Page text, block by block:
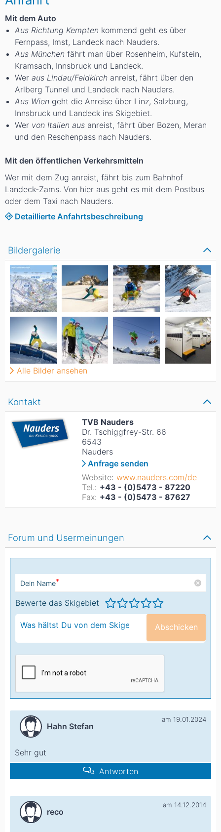
Mit dem Auto
Aus Richtung Kempten kommend geht es über
Fernpass, Imst, Landeck nach Nauders.
Aus München fährt man über Rosenheim, Kufstein,
Kramsach, Innsbruck und Landeck.
Wer aus Lindau/Feldkirch anreist, fährt über den
Arlberg Tunnel und Landeck nach Nauders.
Aus Wien geht die Anreise über Linz, Salzburg,
Innsbruck und Landeck ins Skigebiet.
Wer von Italien aus anreist, fährt über Bozen, Meran
und den Reschenpass nach Nauders.
Mit den öffentlichen Verkehrsmitteln
Wer mit dem Zug anreist, fährt bis zum Bahnhof
Landeck-Zams. Von hier aus geht es mit dem Postbus
oder dem Taxi nach Nauders.
Detaillierte Anfahrtsbeschreibung
Kontakt
TVB Nauders
Dr. Tschiggfrey-Str. 66
6543
Nauders
Anfrage senden
Website: www.nauders.com/de
Tel.: +43 - (0)5473 - 87220
Fax: +43 - (0)5473 - 87627
Bildergalerie
Alle Bilder ansehen
Forum und Usermeinungen
Dein Name*
Bewerte das Skigebiet
Abschicken
Hahn Stefan
am 19.01.2024
Sehr gut
Antworten
reco
am 14.12.2014